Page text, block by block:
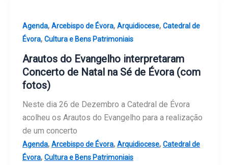
Agenda, Arcebispo de Évora, Arquidiocese, Catedral de
Évora, Cultura e Bens Patrimoniais
Arautos do Evangelho interpretaram
Concerto de Natal na Sé de Évora (com
fotos)
Neste dia 26 de Dezembro a Catedral de Évora
acolheu os Arautos do Evangelho para a realização
de um concerto
Agenda, Arcebispo de Évora, Arquidiocese, Catedral de
Évora, Cultura e Bens Patrimoniais